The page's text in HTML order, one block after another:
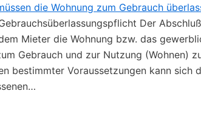
die Wohnung zum Gebrauch
Der
Mieter die Wohnung bzw. das
Gebrauch und zur Nutzung (Wohnen)
bestimmter Voraussetzungen kann sich